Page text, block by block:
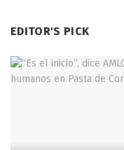
EDITOR'S PICK